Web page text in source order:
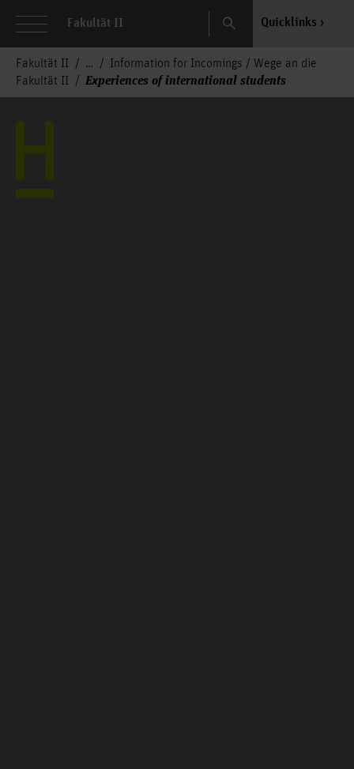
Fakultät II Search Quicklinks
Fakultät II
Information for Incomings / Wege an die
Fakultät II
Experiences of international students